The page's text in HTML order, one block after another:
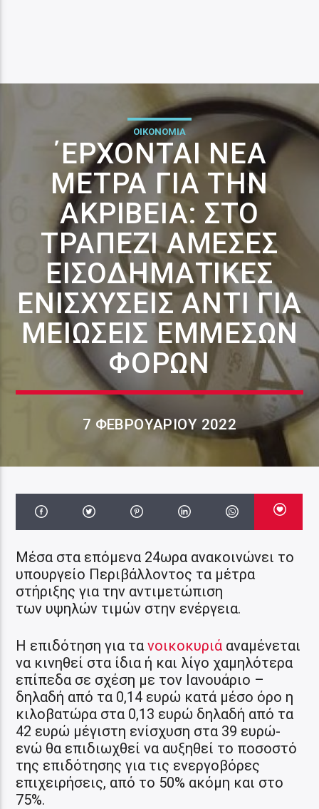
ΟΙΚΟΝΟΜΙΑ
΄ΕΡΧΟΝΤΑΙ ΝΈΑ
ΜΈΤΡΑ ΓΙΑ ΤΗΝ
ΑΚΡΊΒΕΙΑ: ΣΤΟ
ΤΡΑΠΈΖΙ ΆΜΕΣΕΣ
ΕΙΣΟΔΗΜΑΤΙΚΈΣ
ΕΝΙΣΧΎΣΕΙΣ ΑΝΤΊ ΓΙΑ
ΜΕΙΏΣΕΙΣ ΈΜΜΕΣΩΝ
ΦΌΡΩΝ
7 ΦΕΒΡΟΥΑΡΊΟΥ 2022
Μέσα στα επόμενα 24ωρα ανακοινώνει το
υπουργείο Περιβάλλοντος τα μέτρα
στήριξης για την αντιμετώπιση
των υψηλών τιμών στην ενέργεια.
Η επιδότηση για τανοικοκυριά αναμένεται
να κινηθεί στα ίδια ή και λίγο χαμηλότερα
επίπεδα σε σχέση με τον Ιανουάριο –
δηλαδή από τα 0,14 ευρώ κατά μέσο όρο η
κιλοβατώρα στα 0,13 ευρώ δηλαδή από τα
42 ευρώ μέγιστη ενίσχυση στα 39 ευρώ-
ενώ θα επιδιωχθεί να αυξηθεί το ποσοστό
της επιδότησης για τις ενεργοβόρες
επιχειρήσεις, από το 50% ακόμη και στο
75%.